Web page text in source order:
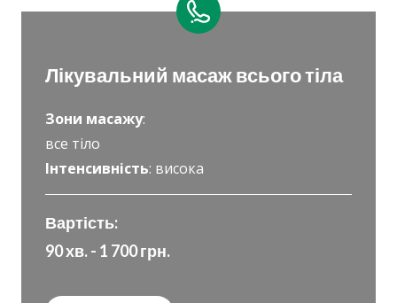
Лікувальний масаж всього тіла
Зони масажу:
все тіло
Інтенсивність: висока
Вартість:
90 хв. - 1 700 грн.